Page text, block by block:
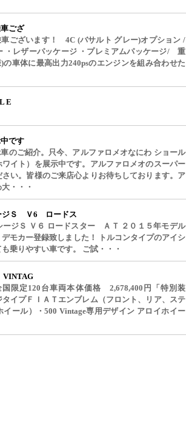
ござ
車ございます！ 4C (バサルト グレー)オプション /
・レザーパッケージ ・プレミアムパッケージ/ 重
の車体に最高出力240psのエンジンを組み合わせた
E
です
のご紹介。只今、アルファロメオなにわ ショール
イト）を展示中です。アルファロメオのスーパー
い。皆様のご来店心よりお待ちしております。ア
・・・
ジＳ Ｖ6 ロードス
ジＳ Ｖ６ ロードスター ＡＴ ２０１５年モデル
モカー登録致しました！ トルコンタイプのアイシ
乗りやすい車です。 ご試・・・
国限定120台車両本体価格 2,678,400円「特別装
イプＦＩＡＴエンブレム（フロント、リア、ステ
イール）・500 Vintage専用デザイン アロイホイー